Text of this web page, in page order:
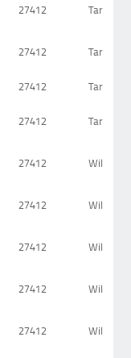
27412
27412
27412
27412
27412 Wilstedt
27412 Wilstedt
27412 Wilstedt
27412 Wilstedt
27412 Wilstedt